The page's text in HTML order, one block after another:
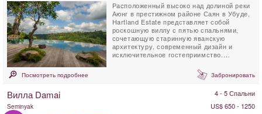
Расположенный высоко над долиной реки
Аюнг в престижном районе Саян в Убуде,
Hartland Estate представляет собой
роскошную виллу с пятью спальнями,
сочетающую старинную яванскую
архитектуру, современный дизайн и
исключительное гостеприимство.
Посмотреть подробнее Забронировать
Вилла Damai 4 - 5 Спальни
Seminyak US$ 650 - 1250